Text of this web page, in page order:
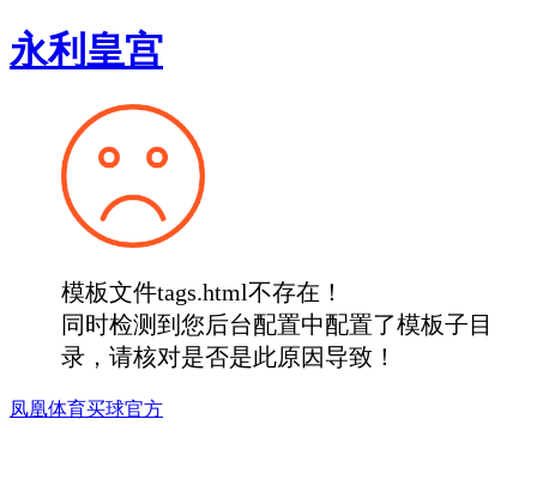
永利皇宫
模板文件tags.html不存在！
同时检测到您后台配置中配置了模板子目
录，请核对是否是此原因导致！
凤凰体育买球官方